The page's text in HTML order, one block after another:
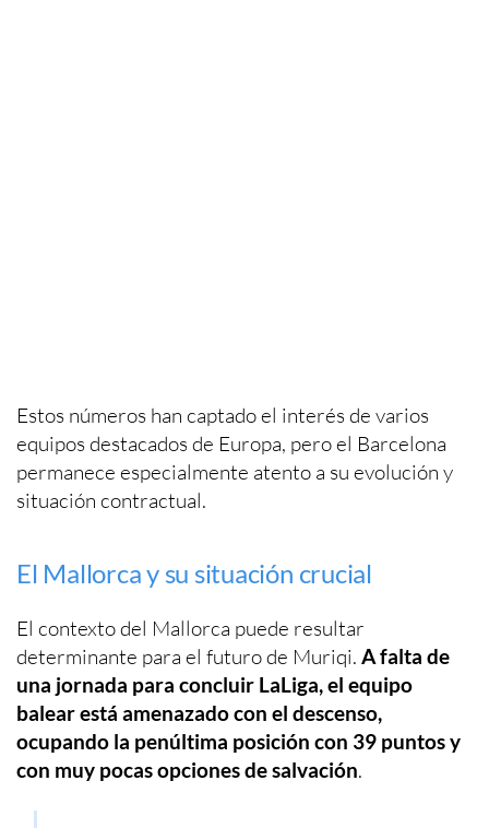
Estos números han captado el interés de varios
equipos destacados de Europa, pero el Barcelona
permanece especialmente atento a su evolución y
situación contractual.
El Mallorca y su situación crucial
El contexto del Mallorca puede resultar
determinante para el futuro de Muriqi. A falta de
una jornada para concluir LaLiga, el equipo
balear está amenazado con el descenso,
ocupando la penúltima posición con 39 puntos y
con muy pocas opciones de salvación.